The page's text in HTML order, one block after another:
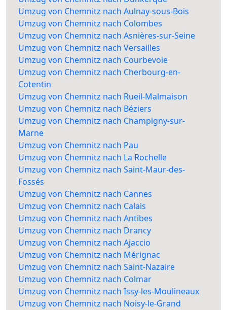
Umzug von Chemnitz nach Aulnay-sous-Bois
Umzug von Chemnitz nach Colombes
Umzug von Chemnitz nach Asnières-sur-Seine
Umzug von Chemnitz nach Versailles
Umzug von Chemnitz nach Courbevoie
Umzug von Chemnitz nach Cherbourg-en-
Cotentin
Umzug von Chemnitz nach Rueil-Malmaison
Umzug von Chemnitz nach Béziers
Umzug von Chemnitz nach Champigny-sur-
Marne
Umzug von Chemnitz nach Pau
Umzug von Chemnitz nach La Rochelle
Umzug von Chemnitz nach Saint-Maur-des-
Fossés
Umzug von Chemnitz nach Cannes
Umzug von Chemnitz nach Calais
Umzug von Chemnitz nach Antibes
Umzug von Chemnitz nach Drancy
Umzug von Chemnitz nach Ajaccio
Umzug von Chemnitz nach Mérignac
Umzug von Chemnitz nach Saint-Nazaire
Umzug von Chemnitz nach Colmar
Umzug von Chemnitz nach Issy-les-Moulineaux
Umzug von Chemnitz nach Noisy-le-Grand